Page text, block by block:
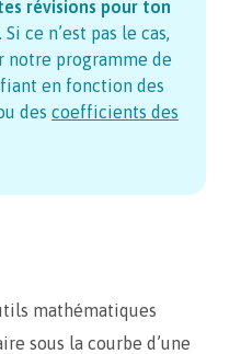
révisions pour ton
. Si ce n’est pas le cas,
notre programme de
en fonction des
des coefficients des
mathématiques
sous la courbe d’une